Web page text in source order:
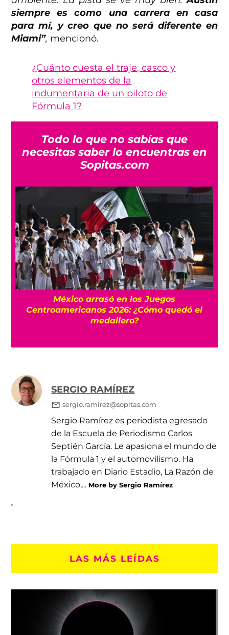
siempre es como una carrera en casa
para mí, y creo que no será diferente en
Miami”, mencionó.
¿Cuánto cuesta el traje, casco y
otros elementos de la
indumentaria de un piloto de
Fórmula 1?
Todo lo que no sabías que
necesitas saber lo encuentras en
Sopitas.com
México arrasó en los Juegos
Centroamericanos 2026: ¿Cómo quedó el
medallero?
SERGIO RAMÍREZ
sergio.ramirez@sopitas.com
Sergio Ramírez es periodista egresado
de la Escuela de Periodismo Carlos
Septién García. Le apasiona el mundo de
la Fórmula 1 y el automovilismo. Ha
trabajado en Diario Estadio, La Razón de
México,... More by Sergio Ramírez
LAS MÁS LEÍDAS